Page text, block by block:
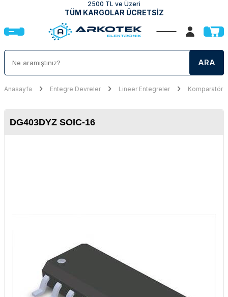
2500 TL ve Üzeri
TÜM KARGOLAR ÜCRETSİZ
ARA
Anasayfa Entegre Devreler Lineer Entegreler Komparatör
DG403DYZ SOIC-16